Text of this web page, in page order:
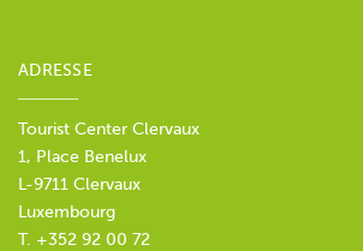
ADRESSE
Tourist Center Clervaux
1, Place Benelux
L-9711 Clervaux
Luxembourg
T. +352 92 00 72